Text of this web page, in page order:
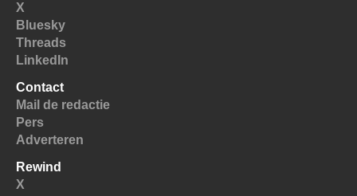
X
Bluesky
Threads
LinkedIn
Contact
Mail de redactie
Pers
Adverteren
Rewind
X